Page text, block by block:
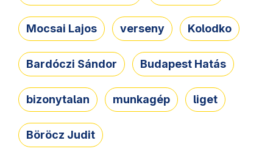
Mocsai Lajos verseny Kolodko
Bardóczi Sándor Budapest Hatás
bizonytalan munkagép liget
Böröcz Judit